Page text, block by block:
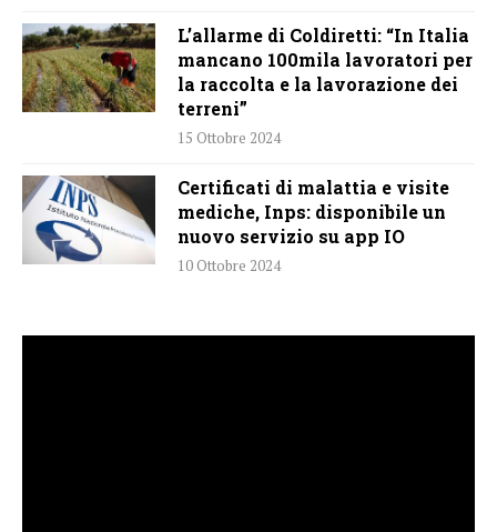
L’allarme di Coldiretti: “In Italia
mancano 100mila lavoratori per
la raccolta e la lavorazione dei
terreni”
15 Ottobre 2024
Certificati di malattia e visite
mediche, Inps: disponibile un
nuovo servizio su app IO
10 Ottobre 2024